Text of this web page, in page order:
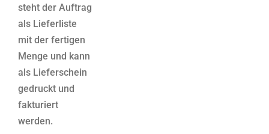
steht der Auftrag
als Lieferliste
mit der fertigen
Menge und kann
als Lieferschein
gedruckt und
fakturiert
werden.